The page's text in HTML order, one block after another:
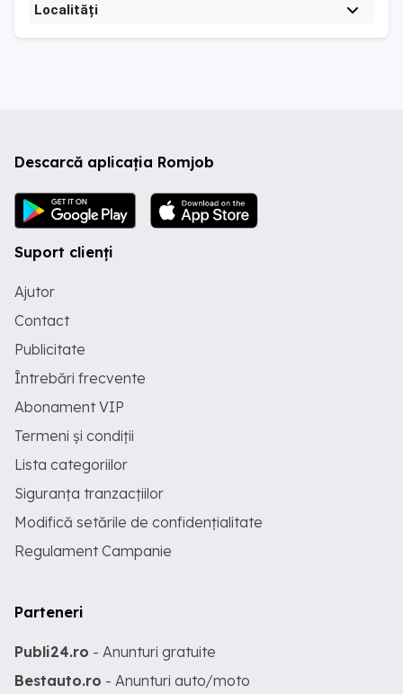
Localități
Descarcă aplicația Romjob
Suport clienți
Ajutor
Contact
Publicitate
Întrebări frecvente
Abonament VIP
Termeni și condiții
Lista categoriilor
Siguranța tranzacțiilor
Modifică setările de confidențialitate
Regulament Campanie
Parteneri
Publi24.ro - Anunturi gratuite
Bestauto.ro - Anunturi auto/moto